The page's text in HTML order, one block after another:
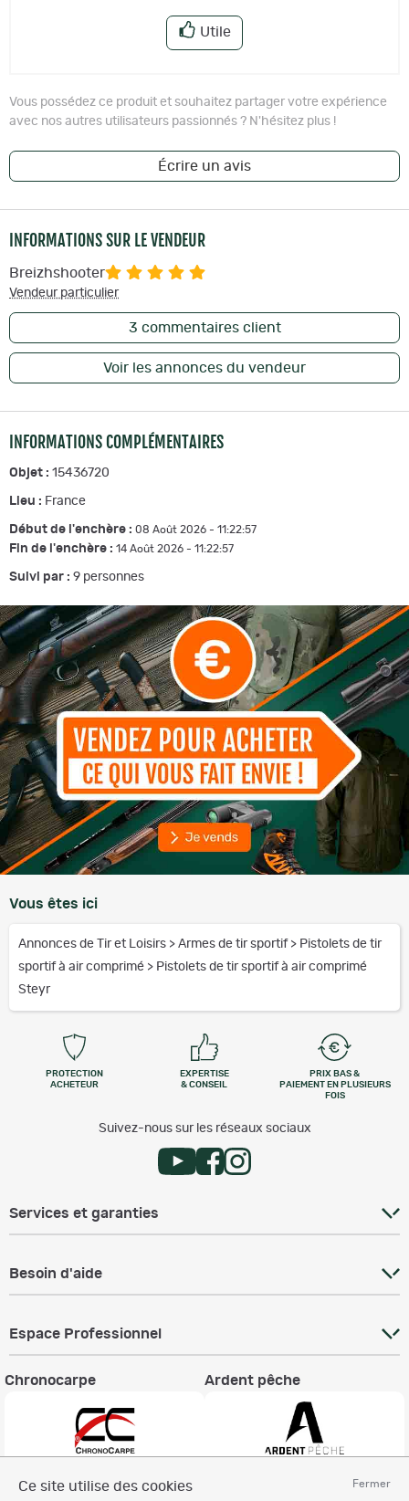
Fermer
Ce site utilise des cookies
Utile
Vous possédez ce produit et souhaitez partager votre expérience
avec nos autres utilisateurs passionnés ? N'hésitez plus !
Écrire un avis
INFORMATIONS SUR LE VENDEUR
Breizhshooter
Vendeur particulier
3 commentaires client
Voir les annonces du vendeur
INFORMATIONS COMPLÉMENTAIRES
Objet : 15436720
Lieu : France
Début de l'enchère : 08 Août 2026 - 11:22:57
Fin de l'enchère : 14 Août 2026 - 11:22:57
Suivi par : 9 personnes
Vous êtes ici
Annonces de Tir et Loisirs > Armes de tir sportif > Pistolets de tir
sportif à air comprimé > Pistolets de tir sportif à air comprimé
Steyr
PROTECTION
ACHETEUR
EXPERTISE
& CONSEIL
PRIX BAS &
PAIEMENT EN PLUSIEURS
FOIS
Suivez-nous sur les réseaux sociaux
Services et garanties
Besoin d'aide
Espace Professionnel
Chronocarpe Ardent pêche